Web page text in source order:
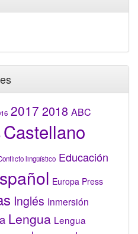
2017 2018 ABC
Castellano
lingüístico Educación
Europa Press
Inglés Inmersión
Lengua Lengua